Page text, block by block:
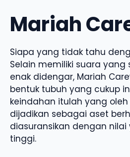
Mariah
Siapa yang tidak tahu
Selain memiliki suara
enak didengar, Mariah
bentuk tubuh yang cukup
keindahan itulah yang
dijadikan sebagai aset
diasuransikan dengan
tinggi.